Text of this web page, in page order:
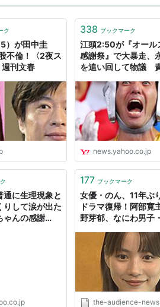
ク
）が田中圭
不倫！〈2夜ス
刊文春
338 ブックマーク
江頭2:50が『オール
感謝祭』で大暴走、
を追い回して物議
キ） - エキスパート -
Yahoo!ニュース
news.yahoo.co.jp
通に生理現象と
りして涙が出た
ゃんの感謝
177 ブックマーク
女優・のん、11年ぶ
ドラマ復帰！阿部寛
野芽郁、なにわ男子
場」で | The
the-audience-